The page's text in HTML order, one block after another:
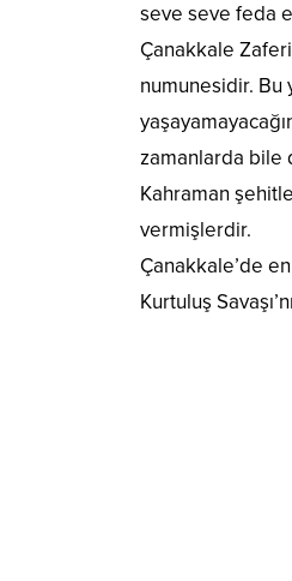
seve seve feda
Çanakkale
numunesidir. Bu
zamanlarda bile
Kahraman
vermişlerdir.
Çanakkale’de
Kurtuluş